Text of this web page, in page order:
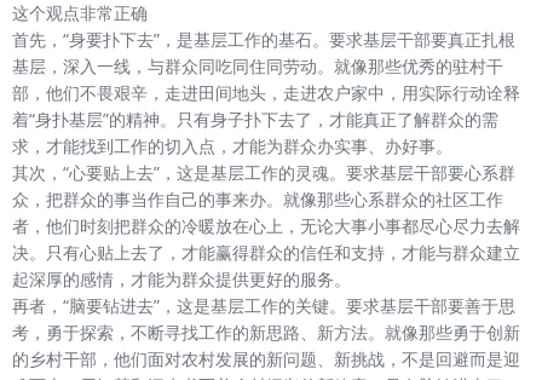
这个观点非常正确
首先，“身要扑下去”，是基层工作的基石。要求基层干部要真正扎根
基层，深入一线，与群众同吃同住同劳动。就像那些优秀的驻村干
部，他们不畏艰辛，走进田间地头，走进农户家中，用实际行动诠释
着“身扑基层”的精神。只有身子扑下去了，才能真正了解群众的需
求，才能找到工作的切入点，才能为群众办实事、办好事。
其次，“心要贴上去”，这是基层工作的灵魂。要求基层干部要心系群
众，把群众的事当作自己的事来办。就像那些心系群众的社区工作
者，他们时刻把群众的冷暖放在心上，无论大事小事都尽心尽力去解
决。只有心贴上去了，才能赢得群众的信任和支持，才能与群众建立
起深厚的感情，才能为群众提供更好的服务。
再者，“脑要钻进去”，这是基层工作的关键。要求基层干部要善于思
考，勇于探索，不断寻找工作的新思路、新方法。就像那些勇于创新
的乡村干部，他们面对农村发展的新问题、新挑战，不是回避而是迎